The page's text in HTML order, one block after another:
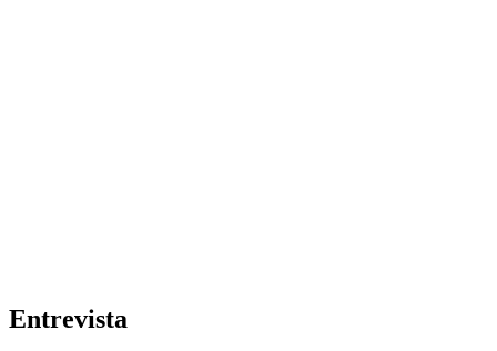
Entrevista